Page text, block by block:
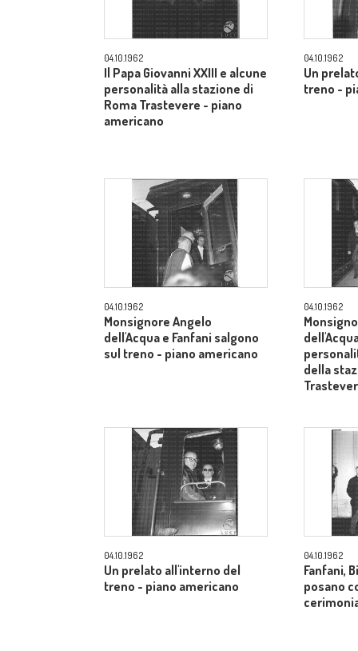
04.10.1962
Il Papa Giovanni XXIII e alcune
personalità alla stazione di
Roma Trastevere - piano
americano
04.10.1962
Un
treno -
04.10.1962
Monsignore Angelo
dell'Acqua e Fanfani salgono
sul treno - piano americano
04.10.1962
della
04.10.1962
Un prelato all'interno del
treno - piano americano
04.10.1962
Fanfani,
posano